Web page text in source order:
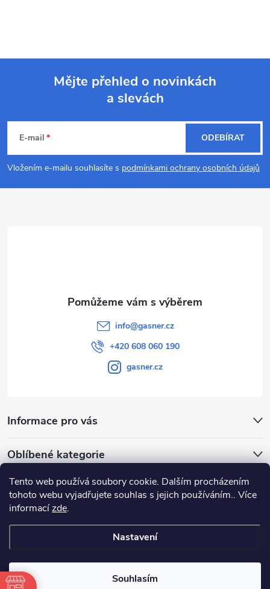
Tento web používá soubory cookie. Dalším procházením
tohoto webu vyjadřujete souhlas s jejich používáním.. Více
informacízde.
Nastavení
Souhlasím
p
a
Mějte přehled o novinkách
a slevách
E-mail
Vložením e-mailu souhlasíte s podmínkami ochrany osobních údajů
ODEBÍRAT
info@gasner.cz
+420 608 060 190
gasner.cz
Informace pro vás
Oblíbené kategorie
Přijímáme online platby
Copyright 2026GASNER. Všechna práva vyhrazena.